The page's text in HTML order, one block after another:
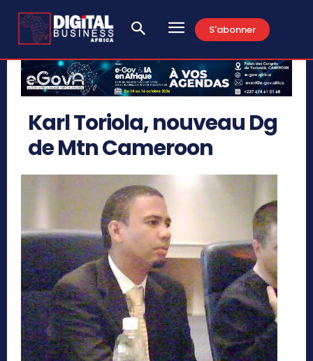
S'abonner
Karl Toriola, nouveau Dg
de Mtn Cameroon